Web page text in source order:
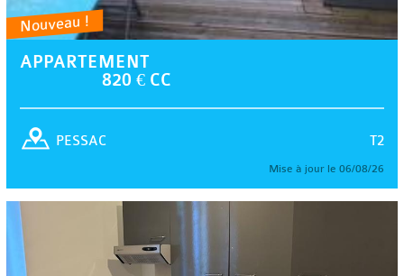
Nouveau !
APPARTEMENT
820 € CC
T2
PESSAC
Mise à jour le 06/08/26